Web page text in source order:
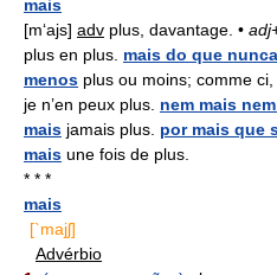
mais
[m‘ajs] adv plus, davantage. •
plus en plus. mais do que nunca
menos plus ou moins; comme ci,
je n’en peux plus. nem mais
mais jamais plus. por mais que
mais une fois de plus.
* * *
mais
[`majʃ]
Advérbio